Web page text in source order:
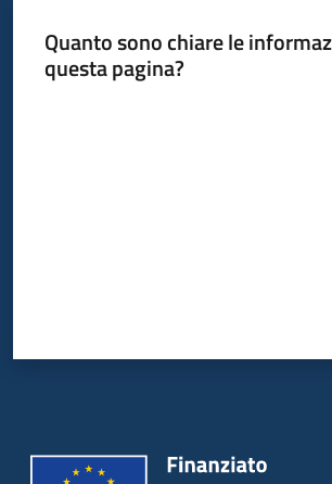
Quanto sono chiare le
questa pagina?